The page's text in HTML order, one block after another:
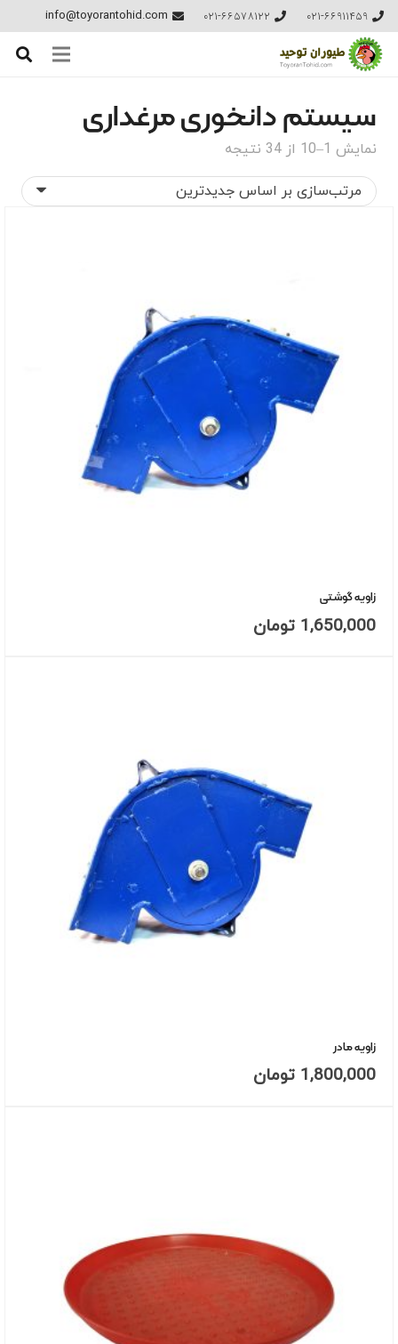
021-66911459
021-66578122
info@toyorantohid.com
سیستم دانخوری مرغداری
نمایش 1–10 از 34 نتیجه
بر
اساس
زاویه گوشتی
1,650,000 تومان
زاویه مادر
1,800,000 تومان